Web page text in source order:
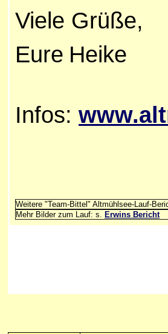
Viele Grüße,
Eure Heike
Infos:
Weitere "Team-Bittel" Altmühlsee-Lauf-
Mehr Bilder zum Lauf: s.
Erwins Bericht